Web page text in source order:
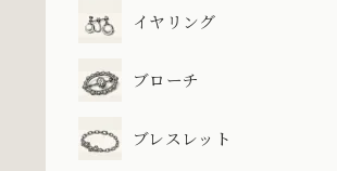
イヤリング
ブローチ
ブレスレット